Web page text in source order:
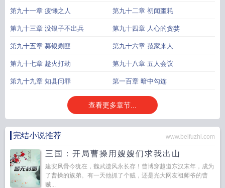
第九十一章 疲懒之人 第九十二章 初闻噩耗
第九十三章 没银子不出兵 第九十四章 人心的贪婪
第九十五章 募银剿匪 第九十六章 范家来人
第九十七章 趁火打劫 第九十八章 五人会议
第九十九章 知县问罪 第一百章 暗中勾连
查看更多章节...
完结小说推荐 www.beifuzhi.com
三国：开局曹操用嫂嫂们求我出山
建安风骨今犹在，魏武遗风永长存！曹博穿越道东汉末年，成为
了曹操的族弟。有一天他抓了个贼，还是光大网友祖师爷的曹
贼...